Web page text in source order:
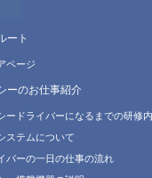
ート
ページ
ーのお仕事紹介
ードライバーになるまでの研修
ステムについて
バーの一日の仕事の流れ